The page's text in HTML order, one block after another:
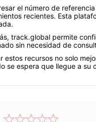
el número de
recientes. Esta
track.global permite
sin necesidad de
estos recursos no solo
se espera que llegue a su